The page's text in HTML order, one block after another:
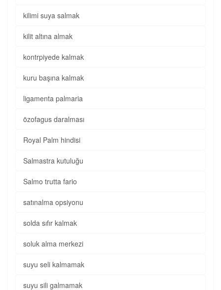
kilimi suya salmak
kilit altına almak
kontrpiyede kalmak
kuru başına kalmak
ligamenta palmaria
özofagus daralması
Royal Palm hindisi
Salmastra kutuluğu
Salmo trutta fario
satınalma opsiyonu
solda sıfır kalmak
soluk alma merkezi
suyu seli kalmamak
suyu sili galmamak